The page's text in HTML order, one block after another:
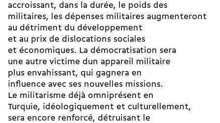
accroissant, dans la durée, le poids des
militaires, les dépenses militaires augmenteront
au détriment du développement
et au prix de dislocations sociales
et économiques. La démocratisation sera
une autre victime dun appareil militaire
plus envahissant, qui gagnera en
influence avec ses nouvelles missions.
Le militarisme déjà omniprésent en
Turquie, idéologiquement et culturellement,
sera encore renforcé, détruisant le